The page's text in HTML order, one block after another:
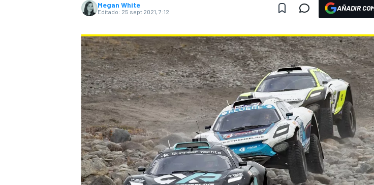
WEC FÓRMULA E
Megan White
Editado: 25 sept 2021, 7:12 AÑADIR